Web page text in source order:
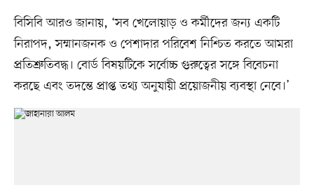
বিসিবি আরও জানায়, ‘সব খেলোয়াড় ও কর্মীদের জন্য একটি
নিরাপদ, সম্মানজনক ও পেশাদার পরিবেশ নিশ্চিত করতে আমরা
প্রতিশ্রুতিবদ্ধ। বোর্ড বিষয়টিকে সর্বোচ্চ গুরুত্বের সঙ্গে বিবেচনা
করছে এবং তদন্তে প্রাপ্ত তথ্য অনুযায়ী প্রয়োজনীয় ব্যবস্থা নেবে।’